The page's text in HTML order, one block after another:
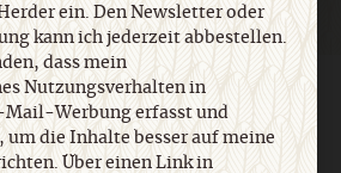
Datenschutz
Barrierefreiheit
Impressum
ein. Den Newsletter oder
kann ich jederzeit abbestellen.
dass mein
Nutzungsverhalten in
Mail-Werbung erfasst und
die Inhalte besser auf meine
Über einen Link in